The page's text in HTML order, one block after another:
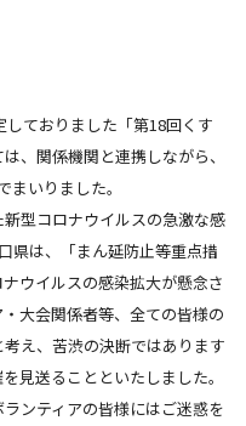
ておりました「第18回くす
、関係機関と連携しながら、
いりました。
型コロナウイルスの急激な感
県は、「まん延防止等重点措
ウイルスの感染拡大が懸念さ
大会関係者等、全ての皆様の
え、苦渋の決断ではあります
見送ることといたしました。
ンティアの皆様にはご迷惑を